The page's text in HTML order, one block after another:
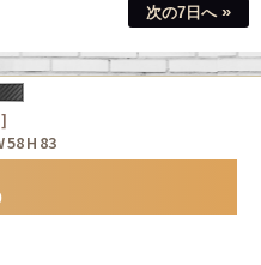
次の7日へ »
58 H 83